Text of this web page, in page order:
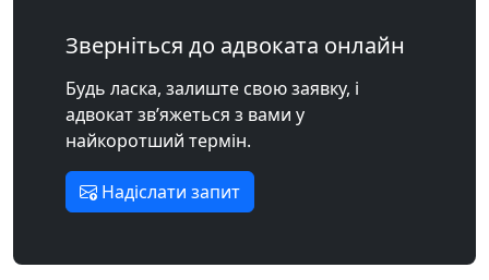
Зверніться до адвоката онлайн
Будь ласка, залиште свою заявку, і
адвокат зв’яжеться з вами у
найкоротший термін.
Надіслати запит